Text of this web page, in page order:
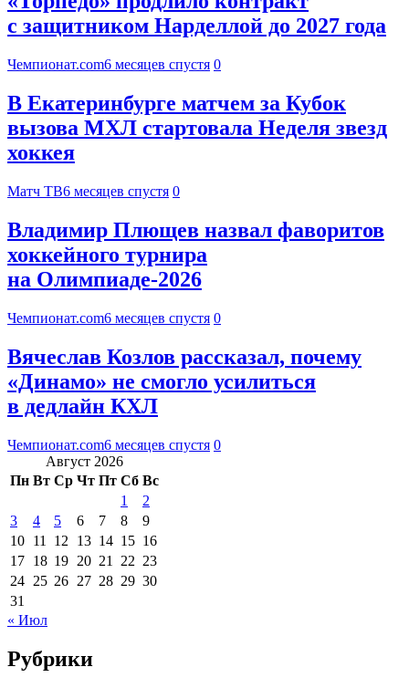
с защитником Нарделлой до 2027 года
Чемпионат.com6 месяцев спустя 0
В Екатеринбурге матчем за Кубок
вызова МХЛ стартовала Неделя звезд
хоккея
Матч ТВ6 месяцев спустя 0
Владимир Плющев назвал фаворитов
хоккейного турнира
на Олимпиаде-2026
Чемпионат.com6 месяцев спустя 0
Вячеслав Козлов рассказал, почему
«Динамо» не смогло усилиться
в дедлайн КХЛ
Чемпионат.com6 месяцев спустя 0
Август 2026
Пн Вт Ср Чт Пт Сб Вс
1
2
3
4 5 6 7 8
9
10 11 12 13 14 15 16
17 18 19 20 21 22 23
24 25 26 27 28 29 30
31
« Июл
Рубрики